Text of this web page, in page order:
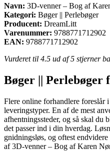
Navn: 3D-venner – Bog af
Kategori: Bøger || Perlebøger
Producent: DreamLitt
Varenummer: 9788771712902
EAN: 9788771712902
Vurderet til 4.5 ud af 5 stjerner
Bøger ||
Flere online forhandlere foreslår
leveringstyper. En af de mest
afhentningssteder, og så skal du
det passer ind i din hverdag.
gnidningsløs, og oftest
af 3D-venner – Bog af Karen